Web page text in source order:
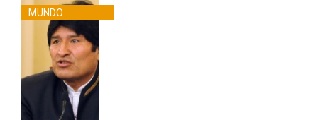
MUNDO